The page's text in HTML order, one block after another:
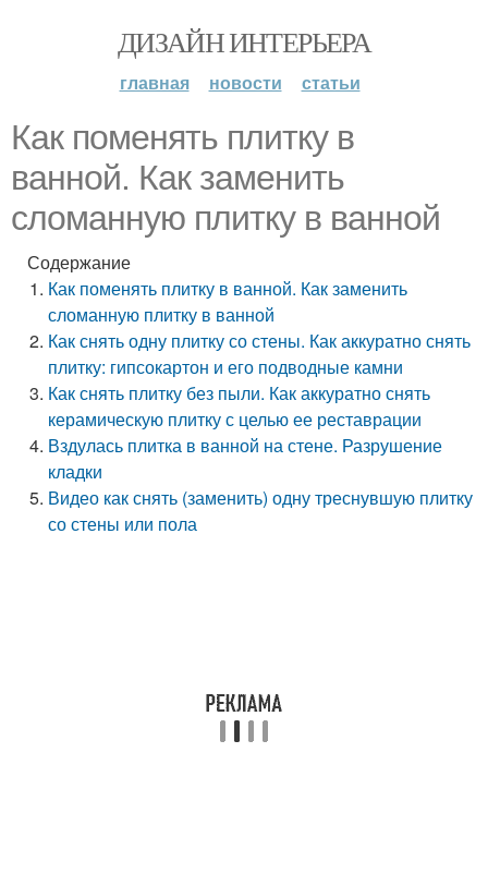
ДИЗАЙН ИНТЕРЬЕРА
главная новости статьи
Как поменять плитку в
ванной. Как заменить
сломанную плитку в ванной
Содержание
Как поменять плитку в ванной. Как заменить
сломанную плитку в ванной
Как снять одну плитку со стены. Как аккуратно снять
плитку: гипсокартон и его подводные камни
Как снять плитку без пыли. Как аккуратно снять
керамическую плитку с целью ее реставрации
Вздулась плитка в ванной на стене. Разрушение
кладки
Видео как снять (заменить) одну треснувшую плитку
со стены или пола